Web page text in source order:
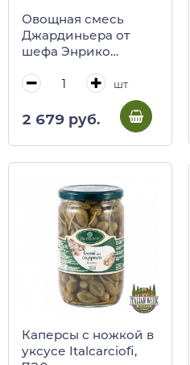
Овощная смесь
Джардиньера от
шефа Энрико
300 г (ст/б)
шт
2 679 руб.
Каперсы с ножкой в
уксусе Italcarciofi,